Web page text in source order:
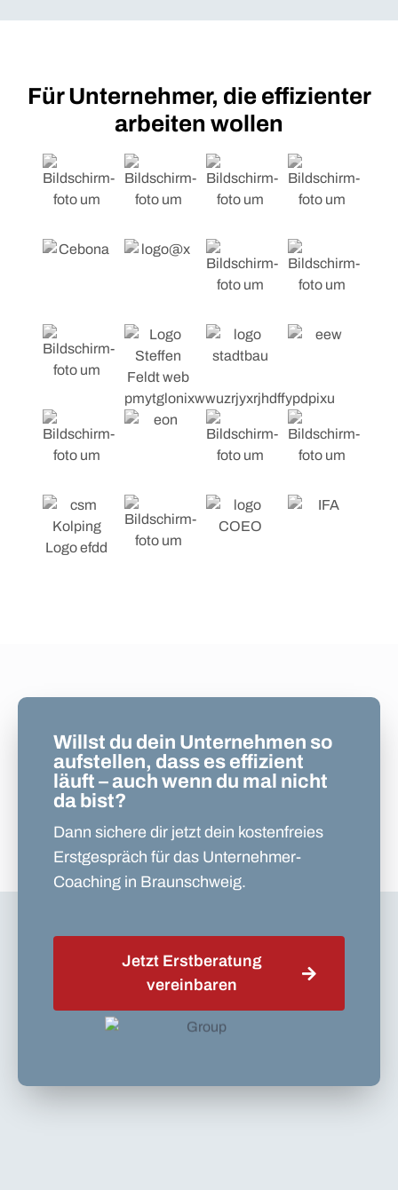
Für Unternehmer, die effizienter
arbeiten wollen
Willst du dein Unternehmen so
aufstellen, dass es effizient
läuft – auch wenn du mal nicht
da bist?
Dann sichere dir jetzt dein kostenfreies
Erstgespräch für das Unternehmer-
Coaching in Braunschweig.
Jetzt Erstberatung
vereinbaren